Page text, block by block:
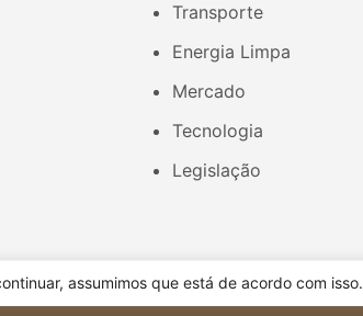
assumimos que está de acordo com isso.
Transporte
Energia Limpa
Mercado
Tecnologia
Legislação